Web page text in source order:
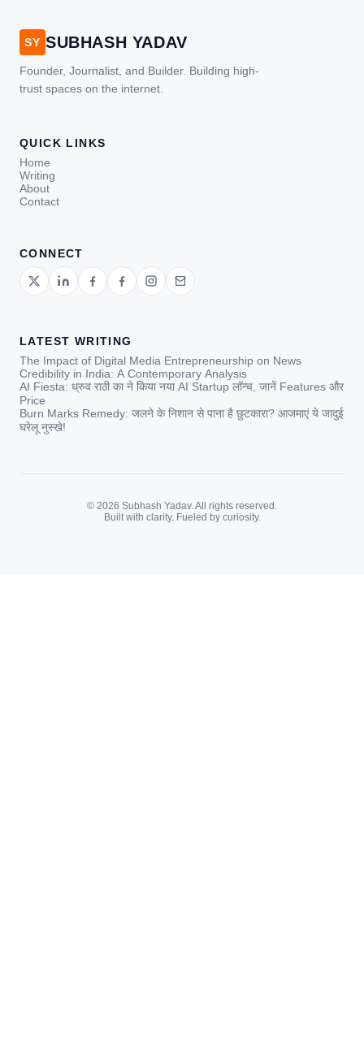
SY SUBHASH YADAV
Founder, Journalist, and Builder. Building high-
trust spaces on the internet.
QUICK LINKS
Home
Writing
About
Contact
CONNECT
LATEST WRITING
The Impact of Digital Media Entrepreneurship on News
Credibility in India: A Contemporary Analysis
AI Fiesta: ध्रुव राठी का ने किया नया AI Startup लॉन्च, जानें Features और
Price
Burn Marks Remedy: जलने के निशान से पाना है छुटकारा? आजमाएं ये जादुई
घरेलू नुस्खे!
© 2026 Subhash Yadav. All rights reserved.
Built with clarity. Fueled by curiosity.